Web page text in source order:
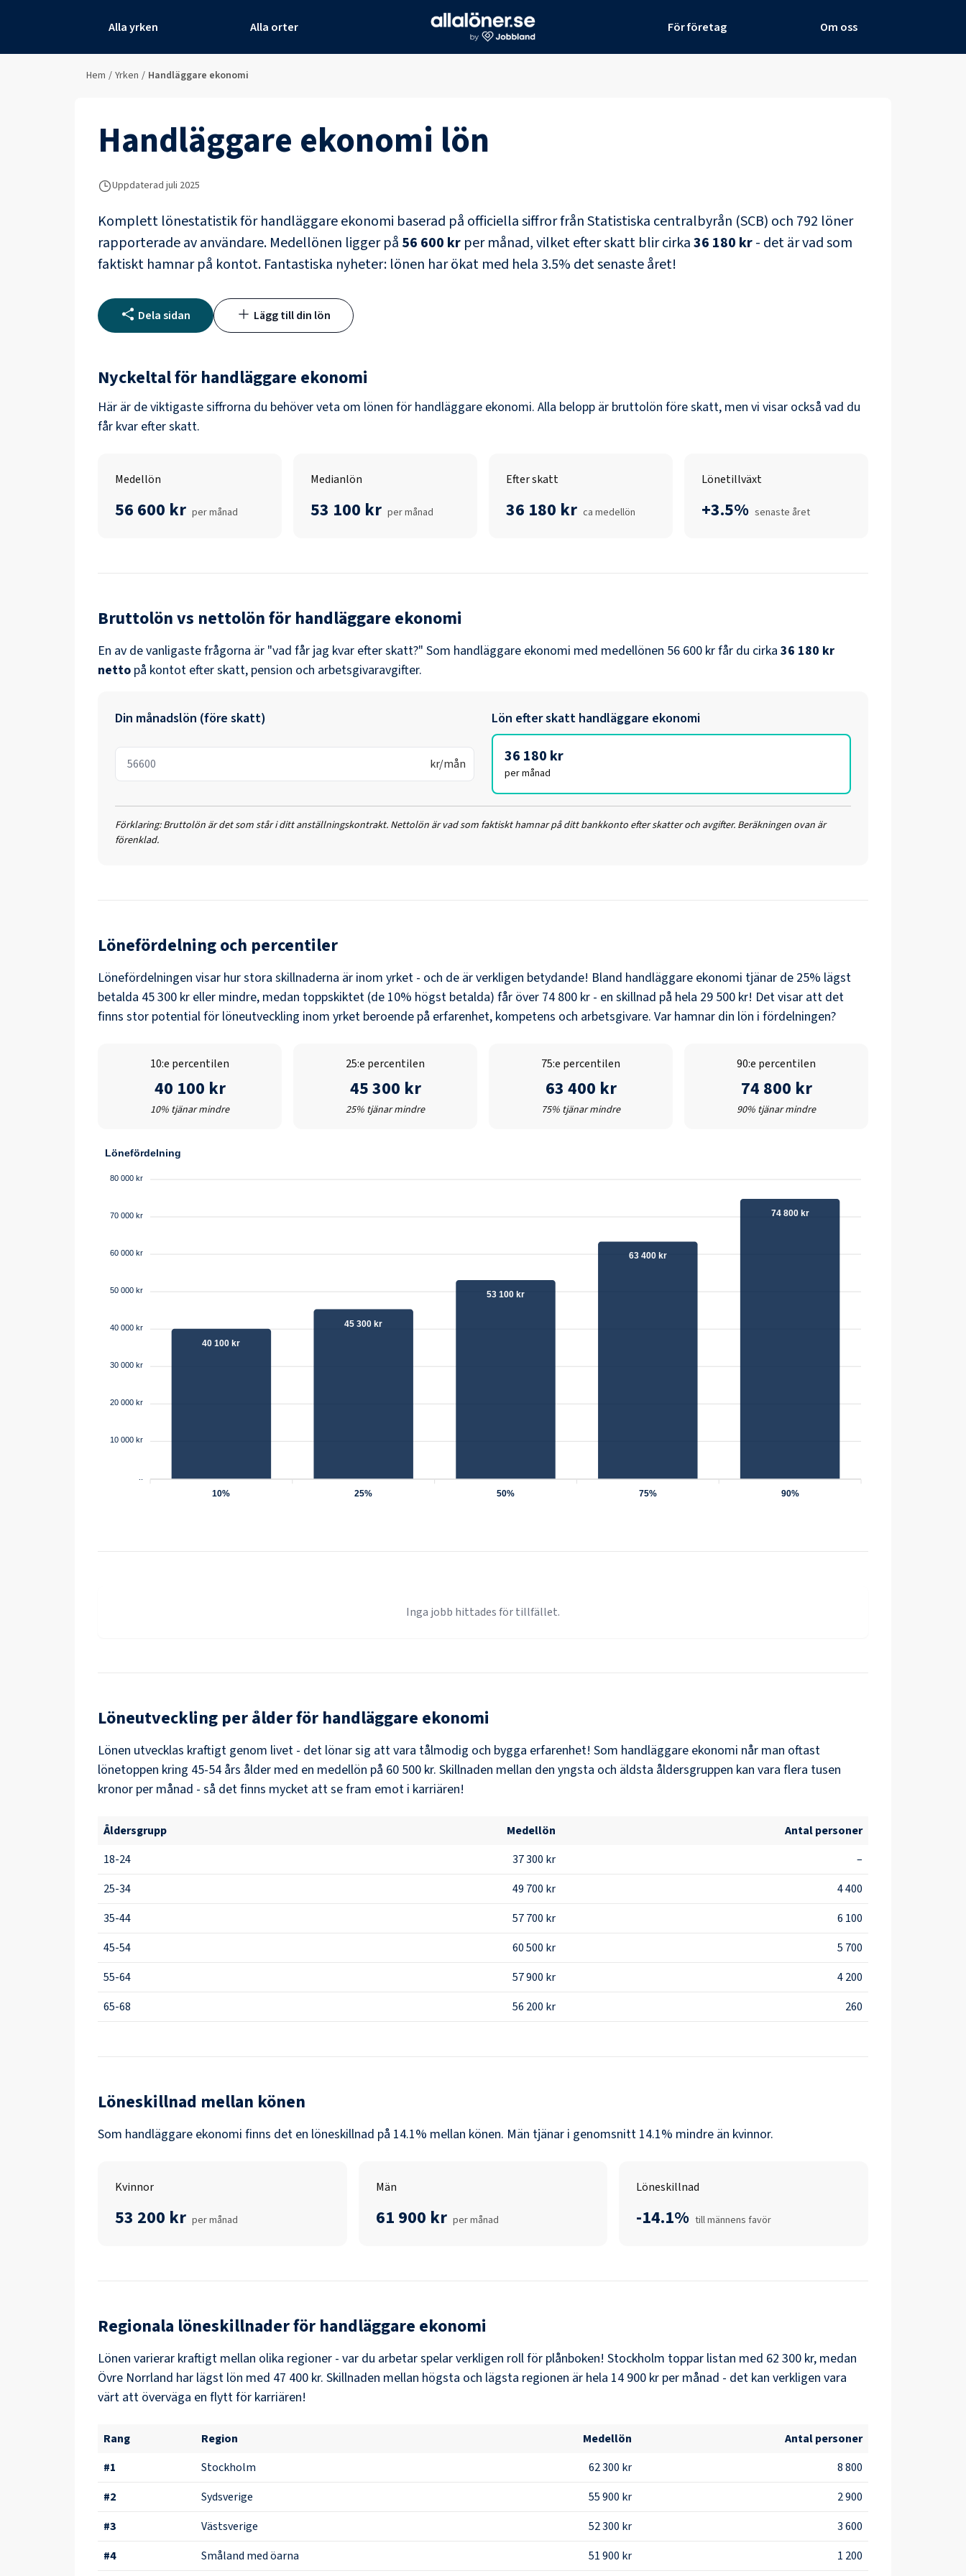
Alla yrken Alla orter För företag Om oss
Hem / Yrken / Handläggare ekonomi
Handläggare ekonomi lön
Uppdaterad juli 2025
Komplett lönestatistik förhandläggare ekonomi baserad på officiella siffror från Statistiska centralbyrån (SCB) och 792 löner
rapporterade av användare. Medellönen ligger på 56 600 kr per månad, vilket efter skatt blir cirka36 180 kr- det är vad som
faktiskt hamnar på kontot. Fantastiska nyheter: lönen har ökat med hela 3.5% det senaste året!
Dela sidan Lägg till din lön
Nyckeltal för handläggare ekonomi
Här är de viktigaste siffrorna du behöver veta om lönen för handläggare ekonomi. Alla belopp är bruttolön före skatt, men vi visar också vad du
får kvar efter skatt.
Medellön
56 600 kr per månad
Medianlön
53 100 kr per månad
Efter skatt
36 180 kr ca medellön
Lönetillväxt
+3.5% senaste året
Bruttolön vs nettolön för handläggare ekonomi
En av de vanligaste frågorna är "vad får jag kvar efter skatt?" Som handläggare ekonomi med medellönen 56 600 krfår du cirka 36 180 kr
netto på kontot efter skatt, pension och arbetsgivaravgifter.
Din månadslön (före skatt)
kr/mån
Lön efter skatt handläggare ekonomi
36 180 kr
per månad
Förklaring: Bruttolön är det som står i ditt anställningskontrakt. Nettolön är vad som faktiskt hamnar på ditt bankkonto efter skatter och avgifter. Beräkningen ovan är
förenklad.
Lönefördelning och percentiler
Lönefördelningen visar hur stora skillnaderna är inom yrket - och de är verkligen betydande! Bland handläggare ekonomi tjänar de 25% lägst
betalda 45 300 kr eller mindre, medan toppskiktet (de 10% högst betalda) får över 74 800 kr - en skillnad på hela 29 500 kr! Det visar att det
finns stor potential för löneutveckling inom yrket beroende på erfarenhet, kompetens och arbetsgivare. Var hamnar din lön i fördelningen?
10:e percentilen
40 100 kr
10% tjänar mindre
25:e percentilen
45 300 kr
25% tjänar mindre
75:e percentilen
63 400 kr
75% tjänar mindre
90:e percentilen
74 800 kr
90% tjänar mindre
Lönefördelning
80 000 kr
70 000 kr
60 000 kr
50 000 kr
40 000 kr
30 000 kr
20 000 kr
10 000 kr
40 100 kr
45 300 kr
53 100 kr
63 400 kr
74 800 kr
10% 25% 50% 75% 90%
Inga jobb hittades för tillfället.
Löneutveckling per ålder för handläggare ekonomi
Lönen utvecklas kraftigt genom livet - det lönar sig att vara tålmodig och bygga erfarenhet! Som handläggare ekonomi når man oftast
lönetoppen kring 45-54 års ålder med en medellön på 60 500 kr. Skillnaden mellan den yngsta och äldsta åldersgruppen kan vara flera tusen
kronor per månad - så det finns mycket att se fram emot i karriären!
Åldersgrupp Medellön
Antal personer
18-24
37 300 kr
–
25-34
49 700 kr
4 400
35-44
57 700 kr
6 100
45-54
60 500 kr
5 700
55-64
57 900 kr
4 200
65-68
56 200 kr 260
Löneskillnad mellan könen
Som handläggare ekonomi finns det en löneskillnad på 14.1% mellan könen. Män tjänar i genomsnitt 14.1% mindre än kvinnor.
Kvinnor
53 200 kr per månad
Män
61 900 kr per månad
Löneskillnad
-14.1% till männens favör
Regionala löneskillnader för handläggare ekonomi
Lönen varierar kraftigt mellan olika regioner - var du arbetar spelar verkligen roll för plånboken! Stockholm toppar listan med 62 300 kr, medan
Övre Norrland har lägst lön med 47 400 kr. Skillnaden mellan högsta och lägsta regionen är hela 14 900 kr per månad - det kan verkligen vara
värt att överväga en flytt för karriären!
Rang Region Medellön
Antal personer
#1 Stockholm 62 300 kr
8 800
#2 Sydsverige 55 900 kr
2 900
#3 Västsverige 52 300 kr
3 600
#4 Småland med öarna 51 900 kr 1 200